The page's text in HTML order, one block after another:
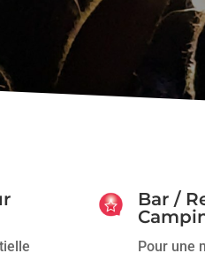
Bar /
Pour une